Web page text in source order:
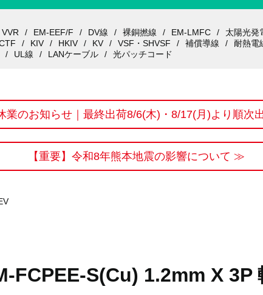
VVR EM-EEF/F DV線 裸銅撚線 EM-LMFC 太陽光発
KIV HKIV KV VSF・SHVSF 補償導線 耐熱電
UL線
LANケーブル 光パッチコード
業のお知らせ｜最終出荷8/6(木)・8/17(月)より順次
【重要】令和8年熊本地震の影響について ≫
FCPEE-S(Cu) 1.2mm X 3P